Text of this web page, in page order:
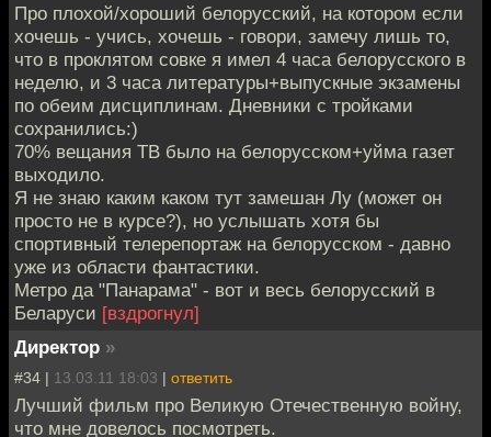
Про плохой/хороший белорусский, на котором если
хочешь - учись, хочешь - говори, замечу лишь то,
что в проклятом совке я имел 4 часа белорусского в
неделю, и 3 часа литературы+выпускные экзамены
по обеим дисциплинам. Дневники с тройками
сохранились:)
70% вещания ТВ было на белорусском+уйма газет
выходило.
Я не знаю каким каком тут замешан Лу (может он
просто не в курсе?), но услышать хотя бы
спортивный телерепортаж на белорусском - давно
уже из области фантастики.
Метро да "Панарама" - вот и весь белорусский в
Беларуси [вздрогнул]
Директор »
#34 | 13.03.11 18:03 | ответить
Лучший фильм про Великую Отечественную войну,
что мне довелось посмотреть.